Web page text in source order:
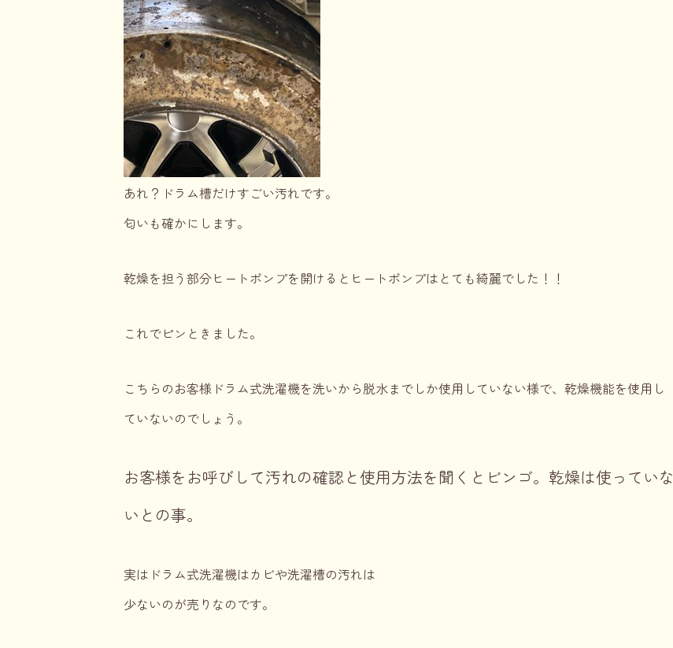
あれ？ドラム槽だけすごい汚れです。
匂いも確かにします。
乾燥を担う部分ヒートポンプを開けるとヒートポンプはとても綺麗でした！！
これでピンときました。
こちらのお客様ドラム式洗濯機を洗いから脱水までしか使用していない様で、乾燥機能を使用し
ていないのでしょう。
お客様をお呼びして汚れの確認と使用方法を聞くとビンゴ。乾燥は使っていな
いとの事。
実はドラム式洗濯機はカビや洗濯槽の汚れは
少ないのが売りなのです。